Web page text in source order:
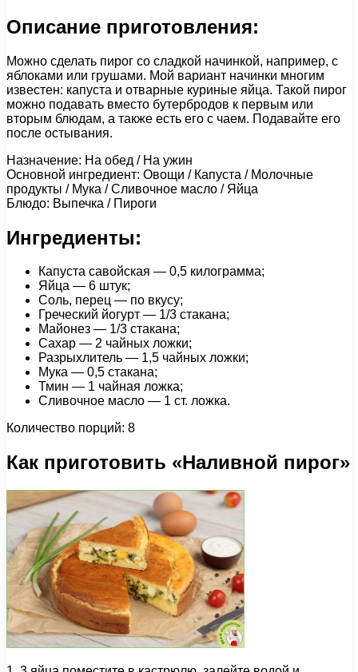
Описание приготовления:
Можно сделать пирог со сладкой начинкой, например, с
яблоками или грушами. Мой вариант начинки многим
известен: капуста и отварные куриные яйца. Такой пирог
можно подавать вместо бутербродов к первым или
вторым блюдам, а также есть его с чаем. Подавайте его
после остывания.
Назначение: На обед / На ужин
Основной ингредиент: Овощи / Капуста / Молочные
продукты / Мука / Сливочное масло / Яйца
Блюдо: Выпечка / Пироги
Ингредиенты:
Капуста савойская — 0,5 килограмма;
Яйца — 6 штук;
Соль, перец — по вкусу;
Греческий йогурт — 1/3 стакана;
Майонез — 1/3 стакана;
Сахар — 2 чайных ложки;
Разрыхлитель — 1,5 чайных ложки;
Мука — 0,5 стакана;
Тмин — 1 чайная ложка;
Сливочное масло — 1 ст. ложка.
Количество порций: 8
Как приготовить «Наливной пирог»